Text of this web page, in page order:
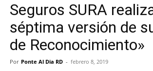
Seguros SURA
séptima versión de
de Reconocimiento»
Por Ponte Al Dia RD - febrero 8, 2019